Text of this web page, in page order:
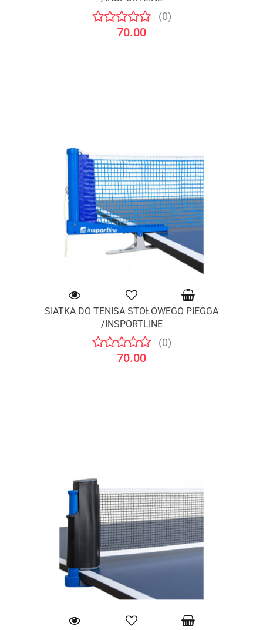
(0)
70.00
SIATKA DO TENISA STOŁOWEGO PIEGGA
/INSPORTLINE
(0)
70.00